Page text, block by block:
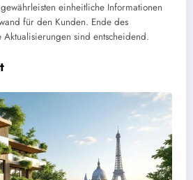
einheitliche Informationen
für den Kunden. Ende des
sind entscheidend.